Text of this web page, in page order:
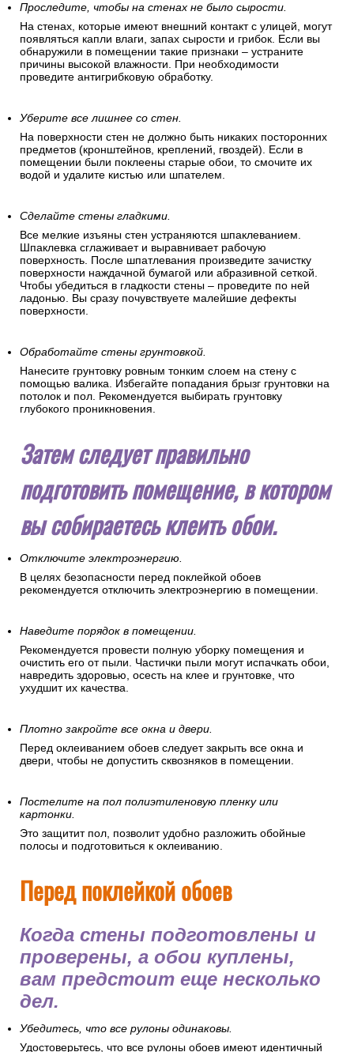
Проследите, чтобы на стенах не было сырости.
На стенах, которые имеют внешний контакт с улицей, могут
появляться капли влаги, запах сырости и грибок. Если вы
обнаружили в помещении такие признаки – устраните
причины высокой влажности. При необходимости
проведите антигрибковую обработку.
Уберите все лишнее со стен.
На поверхности стен не должно быть никаких посторонних
предметов (кронштейнов, креплений, гвоздей). Если в
помещении были поклеены старые обои, то смочите их
водой и удалите кистью или шпателем.
Сделайте стены гладкими.
Все мелкие изъяны стен устраняются шпаклеванием.
Шпаклевка сглаживает и выравнивает рабочую
поверхность. После шпатлевания произведите зачистку
поверхности наждачной бумагой или абразивной сеткой.
Чтобы убедиться в гладкости стены – проведите по ней
ладонью. Вы сразу почувствуете малейшие дефекты
поверхности.
Обработайте стены грунтовкой.
Нанесите грунтовку ровным тонким слоем на стену с
помощью валика. Избегайте попадания брызг грунтовки на
потолок и пол. Рекомендуется выбирать грунтовку
глубокого проникновения.
Затем следует правильно
подготовить помещение, в котором
вы собираетесь клеить обои.
Отключите электроэнергию.
В целях безопасности перед поклейкой обоев
рекомендуется отключить электроэнергию в помещении.
Наведите порядок в помещении.
Рекомендуется провести полную уборку помещения и
очистить его от пыли. Частички пыли могут испачкать обои,
навредить здоровью, осесть на клее и грунтовке, что
ухудшит их качества.
Плотно закройте все окна и двери.
Перед оклеиванием обоев следует закрыть все окна и
двери, чтобы не допустить сквозняков в помещении.
Постелите на пол полиэтиленовую пленку или
картонки.
Это защитит пол, позволит удобно разложить обойные
полосы и подготовиться к оклеиванию.
Перед поклейкой обоев
Когда стены подготовлены и
проверены, а обои куплены,
вам предстоит еще несколько
дел.
Убедитесь, что все рулоны одинаковы.
Удостоверьтесь, что все рулоны обоев имеют идентичный